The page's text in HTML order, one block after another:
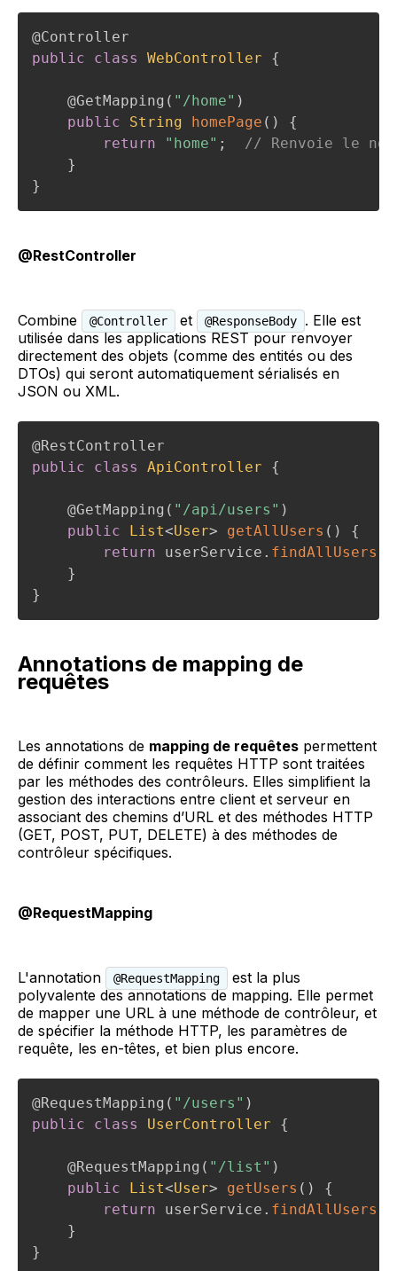
@Controller
public
class WebController {
@GetMapping ( "/home" )
public
String homePage ( )
{
return
"home" ;
// Renvoie le
}
}
@RestController
Combine @Controller et @ResponseBody
. Elle est
utilisée dans les applications REST pour renvoyer
directement des objets (comme des entités ou des
DTOs) qui seront automatiquement sérialisés en
JSON ou XML.
@RestController
public
class ApiController {
@GetMapping ( "/api/users" )
public
List<User> getAllUsers ( )
{
return userService . findAllUsers
}
}
Annotations de mapping de
requêtes
Les annotations de mapping de requêtes permettent
de définir comment les requêtes HTTP sont traitées
par les méthodes des contrôleurs. Elles simplifient la
gestion des interactions entre client et serveur en
associant des chemins d’URL et des méthodes HTTP
(GET, POST, PUT, DELETE) à des méthodes de
contrôleur spécifiques.
@RequestMapping
L'annotation @RequestMapping
est la plus
polyvalente des annotations de mapping. Elle permet
de mapper une URL à une méthode de contrôleur, et
de spécifier la méthode HTTP, les paramètres de
requête, les en-têtes, et bien plus encore.
@RequestMapping ( "/users" )
public
class UserController {
@RequestMapping ( "/list" )
public
List<User> getUsers ( )
{
return userService . findAllUsers
}
}